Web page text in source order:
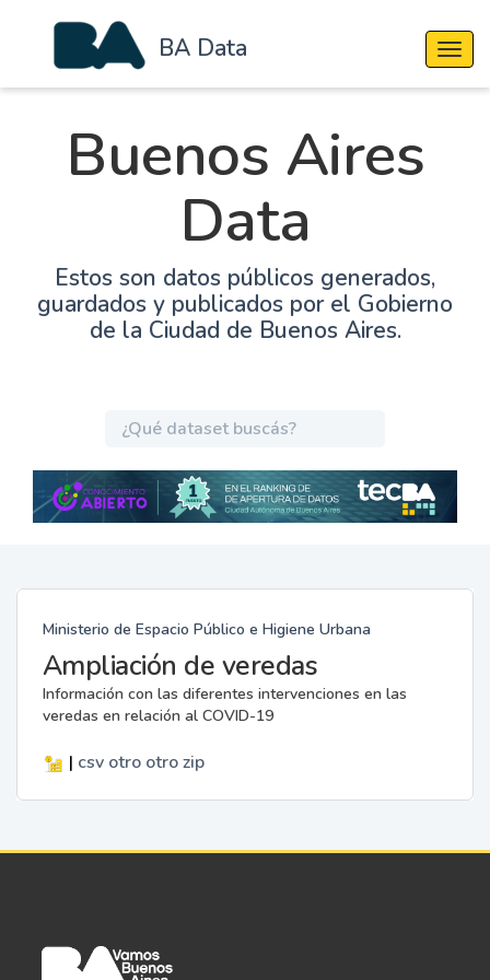
BA Data
Buenos Aires
Data
Estos son datos públicos generados,
guardados y publicados por el Gobierno
de la Ciudad de Buenos Aires.
Ministerio de Espacio Público e Higiene Urbana
Ampliación de veredas
Información con las diferentes intervenciones en las
veredas en relación al COVID-19
| csv otro otro zip